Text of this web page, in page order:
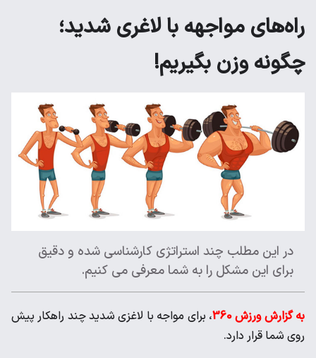
راه‌های مواجهه با لاغری شدید؛
چگونه وزن بگیریم!
در این مطلب چند استراتژی کارشناسی شده و دقیق
برای این مشکل را به شما معرفی می کنیم.
به گزارش ورزش 360
، برای مواجه با لاغزی شدید چند راهکار پیش
روی شما قرار دارد.